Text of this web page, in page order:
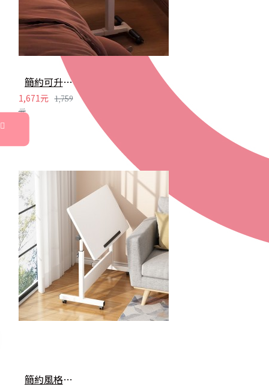
簡約可升降床邊桌 桌子 升降桌 電腦桌 辦公桌 書桌 桌面可調節
1,671元 1,759
元
簡約風格升降床邊桌 折疊床邊電腦桌 懶人床邊書桌 摺疊收納桌子